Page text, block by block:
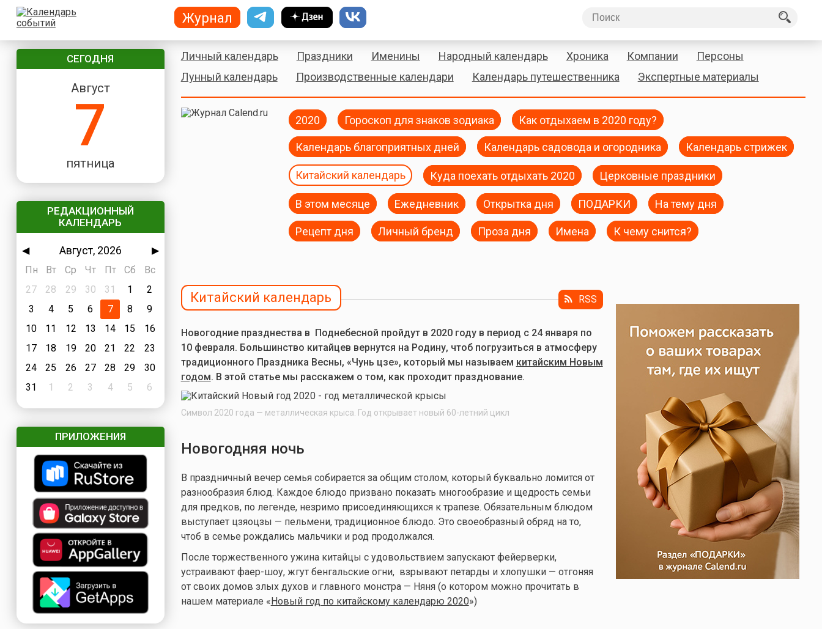
СЕГОДНЯ
Август
7
пятница
РЕДАКЦИОННЫЙ
КАЛЕНДАРЬ
◀ Август, 2026
▶
Пн
Вт Ср Чт Пт Сб
Вс
27
28 29 30 31 1
2
3
4 5 6 7 8
9
10
11 12 13 14 15
16
17
18 19 20 21 22
23
24
25 26 27 28 29
30
31
1 2 3 4 5 6
ПРИЛОЖЕНИЯ
Личный календарь Праздники Именины Народный календарь Хроника Компании
Персоны
Лунный календарь
Производственные календари Календарь путешественника Экспертные материалы
2020 Гороскоп для знаков зодиака Как отдыхаем в 2020 году?
Календарь благоприятных дней Календарь садовода и огородника Календарь стрижек
Китайский календарь Куда поехать отдыхать 2020 Церковные праздники
В этом месяце Ежедневник Открытка дня ПОДАРКИ На тему дня
Рецепт дня Личный бренд Проза дня Имена К чему снится?
Китайский календарь RSS
Новогодние празднества в Поднебесной пройдут в 2020 году в период с 24 января по
10 февраля. Большинство китайцев вернутся на Родину, чтоб погрузиться в атмосферу
традиционного Праздника Весны, «Чунь цзе», который мы называем китайским Новым
годом. В этой статье мы расскажем о том, как проходит празднование.
Символ 2020 года — металлическая крыса. Год открывает новый 60-летний цикл
Новогодняя ночь
В праздничный вечер семья собирается за общим столом, который буквально ломится от
разнообразия блюд. Каждое блюдо призвано показать многообразие и щедрость семьи
для предков, по легенде, незримо присоединяющихся к трапезе. Обязательным блюдом
выступает цзяоцзы — пельмени, традиционное блюдо. Это своеобразный обряд на то,
чтоб в семье рождались мальчики и род продолжался.
После торжественного ужина китайцы с удовольствием запускают фейерверки,
устраивают фаер-шоу, жгут бенгальские огни, взрывают петарды и хлопушки — отгоняя
от своих домов злых духов и главного монстра — Няня (о котором можно прочитать в
нашем материале « Новый год по китайскому календарю 2020»)
Журнал